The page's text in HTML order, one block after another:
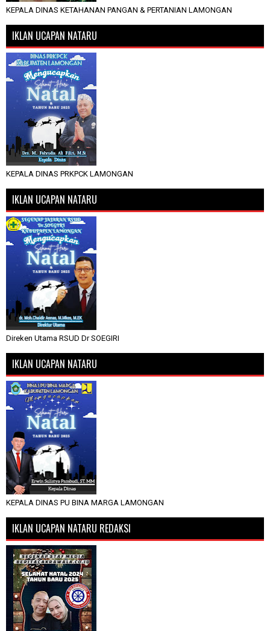
KEPALA DINAS KETAHANAN PANGAN & PERTANIAN LAMONGAN
IKLAN UCAPAN NATARU
KEPALA DINAS PRKPCK LAMONGAN
IKLAN UCAPAN NATARU
Direken Utama RSUD Dr SOEGIRI
IKLAN UCAPAN NATARU
KEPALA DINAS PU BINA MARGA LAMONGAN
IKLAN UCAPAN NATARU REDAKSI